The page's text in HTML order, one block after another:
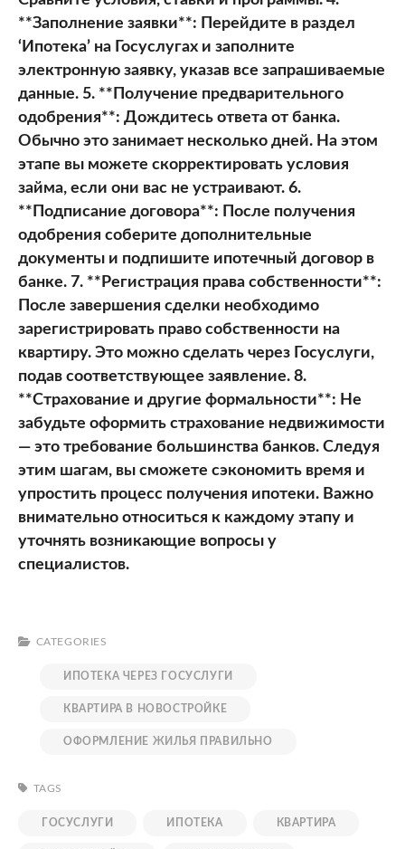
**Заполнение заявки**: Перейдите в раздел
‘Ипотека’ на Госуслугах и заполните
электронную заявку, указав все запрашиваемые
данные. 5. **Получение предварительного
одобрения**: Дождитесь ответа от банка.
Обычно это занимает несколько дней. На этом
этапе вы можете скорректировать условия
займа, если они вас не устраивают. 6.
**Подписание договора**: После получения
одобрения соберите дополнительные
документы и подпишите ипотечный договор в
банке. 7. **Регистрация права собственности**:
После завершения сделки необходимо
зарегистрировать право собственности на
квартиру. Это можно сделать через Госуслуги,
подав соответствующее заявление. 8.
**Страхование и другие формальности**: Не
забудьте оформить страхование недвижимости
— это требование большинства банков. Следуя
этим шагам, вы сможете сэкономить время и
упростить процесс получения ипотеки. Важно
внимательно относиться к каждому этапу и
уточнять возникающие вопросы у
специалистов.
CATEGORIES
ИПОТЕКА ЧЕРЕЗ ГОСУСЛУГИ
КВАРТИРА В НОВОСТРОЙКЕ
ОФОРМЛЕНИЕ ЖИЛЬЯ ПРАВИЛЬНО
TAGS
ГОСУСЛУГИ ИПОТЕКА КВАРТИРА